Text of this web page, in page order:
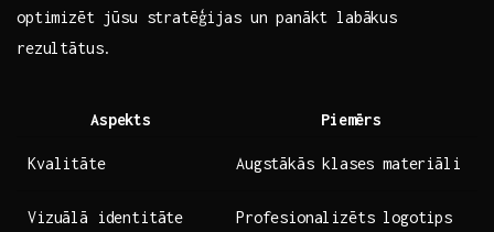
optimizēt jūsu stratēģijas un panākt labākus
rezultātus.
Aspekts Piemērs
Kvalitāte Augstākās⁣ klases materiāli
Vizuālā identitāte Profesionalizēts logotips